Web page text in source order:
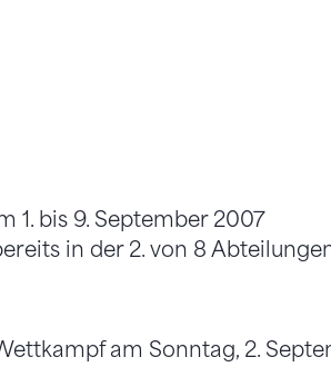
1. bis 9. September 2007
in der 2. von 8
am Sonntag, 2.